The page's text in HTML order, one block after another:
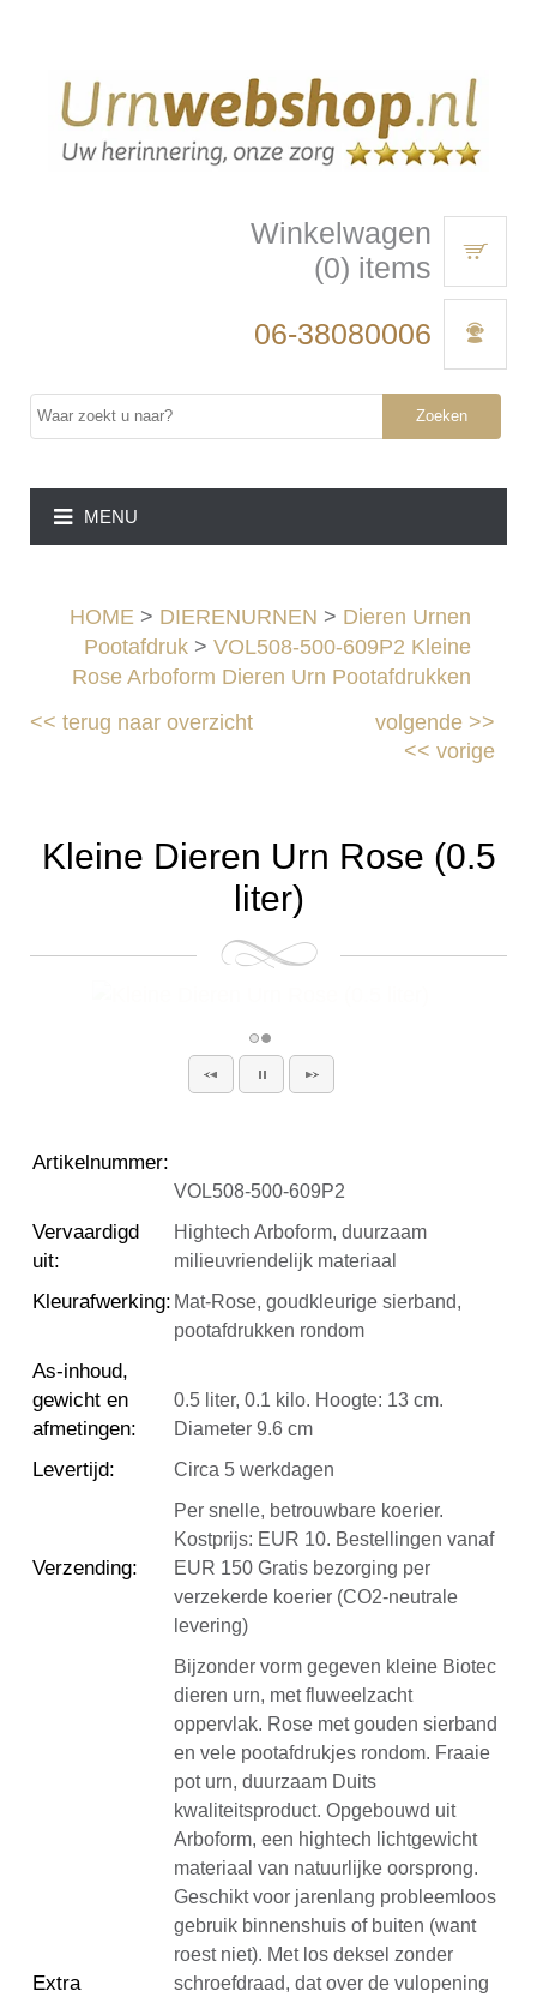
Winkelwagen
(0) items
06-38080006
Zoeken
MENU
HOME > DIERENURNEN > Dieren Urnen
Pootafdruk> VOL508-500-609P2 Kleine
Rose Arboform Dieren Urn Pootafdrukken
<<terug naar overzicht volgende>>
<< vorige
Kleine Dieren Urn Rose (0.5
liter)
Artikelnummer:
VOL508-500-609P2
Vervaardigd
uit:
Hightech Arboform, duurzaam
milieuvriendelijk materiaal
Kleurafwerking: Mat-Rose, goudkleurige sierband,
pootafdrukken rondom
As-inhoud,
gewicht en
afmetingen:
0.5 liter, 0.1 kilo. Hoogte: 13 cm.
Diameter 9.6 cm
Levertijd: Circa 5 werkdagen
Verzending:
Per snelle, betrouwbare koerier.
Kostprijs: EUR 10. Bestellingen vanaf
EUR 150 Gratis bezorging per
verzekerde koerier (CO2-neutrale
levering)
Extra
Bijzonder vorm gegeven kleine Biotec
dieren urn, met fluweelzacht
oppervlak. Rose met gouden sierband
en vele pootafdrukjes rondom. Fraaie
pot urn, duurzaam Duits
kwaliteitsproduct. Opgebouwd uit
Arboform, een hightech lichtgewicht
materiaal van natuurlijke oorsprong.
Geschikt voor jarenlang probleemloos
gebruik binnenshuis of buiten (want
roest niet). Met los deksel zonder
schroefdraad, dat over de vulopening